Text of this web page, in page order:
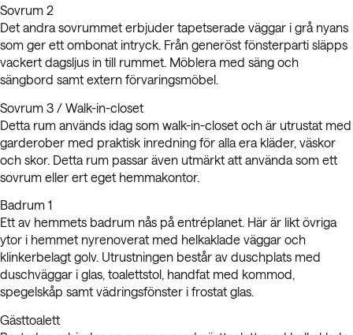
Sovrum 2
Det andra sovrummet erbjuder tapetserade väggar i grå nyans
som ger ett ombonat intryck. Från generöst fönsterparti släpps
vackert dagsljus in till rummet. Möblera med säng och
sängbord samt extern förvaringsmöbel.
Sovrum 3 / Walk-in-closet
Detta rum används idag som walk-in-closet och är utrustat med
garderober med praktisk inredning för alla era kläder, väskor
och skor. Detta rum passar även utmärkt att använda som ett
sovrum eller ert eget hemmakontor.
Badrum 1
Ett av hemmets badrum nås på entréplanet. Här är likt övriga
ytor i hemmet nyrenoverat med helkaklade väggar och
klinkerbelagt golv. Utrustningen består av duschplats med
duschväggar i glas, toalettstol, handfat med kommod,
spegelskåp samt vädringsfönster i frostat glas.
Gästtoalett